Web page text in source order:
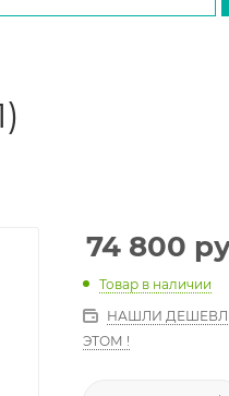
74 800
Товар в наличии
НАШЛИ
ЭТОМ !